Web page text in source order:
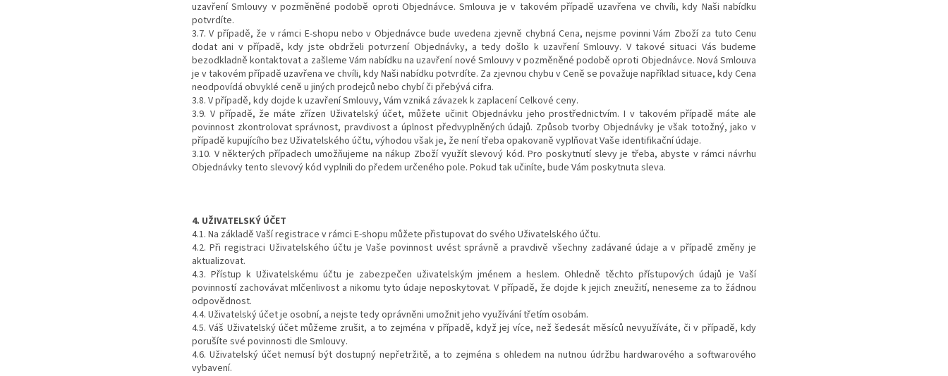
uzavření Smlouvy v pozměněné podobě oproti Objednávce. Smlouva je v takovém případě uzavřena ve chvíli, kdy Naši nabídku
potvrdíte.
3.7. V případě, že v rámci E-shopu nebo v Objednávce bude uvedena zjevně chybná Cena, nejsme povinni Vám Zboží za tuto Cenu
dodat ani v případě, kdy jste obdrželi potvrzení Objednávky, a tedy došlo k uzavření Smlouvy. V takové situaci Vás budeme
bezodkladně kontaktovat a zašleme Vám nabídku na uzavření nové Smlouvy v pozměněné podobě oproti Objednávce. Nová Smlouva
je v takovém případě uzavřena ve chvíli, kdy Naši nabídku potvrdíte. Za zjevnou chybu v Ceně se považuje například situace, kdy Cena
neodpovídá obvyklé ceně u jiných prodejců nebo chybí či přebývá cifra.
3.8. V případě, kdy dojde k uzavření Smlouvy, Vám vzniká závazek k zaplacení Celkové ceny.
3.9. V případě, že máte zřízen Uživatelský účet, můžete učinit Objednávku jeho prostřednictvím. I v takovém případě máte ale
povinnost zkontrolovat správnost, pravdivost a úplnost předvyplněných údajů. Způsob tvorby Objednávky je však totožný, jako v
případě kupujícího bez Uživatelského účtu, výhodou však je, že není třeba opakovaně vyplňovat Vaše identifikační údaje.
3.10. V některých případech umožňujeme na nákup Zboží využít slevový kód. Pro poskytnutí slevy je třeba, abyste v rámci návrhu
Objednávky tento slevový kód vyplnili do předem určeného pole. Pokud tak učiníte, bude Vám poskytnuta sleva.
4. UŽIVATELSKÝ ÚČET
4.1. Na základě Vaší registrace v rámci E-shopu můžete přistupovat do svého Uživatelského účtu.
4.2. Při registraci Uživatelského účtu je Vaše povinnost uvést správně a pravdivě všechny zadávané údaje a v případě změny je
aktualizovat.
4.3. Přístup k Uživatelskému účtu je zabezpečen uživatelským jménem a heslem. Ohledně těchto přístupových údajů je Vaší
povinností zachovávat mlčenlivost a nikomu tyto údaje neposkytovat. V případě, že dojde k jejich zneužití, neneseme za to žádnou
odpovědnost.
4.4. Uživatelský účet je osobní, a nejste tedy oprávněni umožnit jeho využívání třetím osobám.
4.5. Váš Uživatelský účet můžeme zrušit, a to zejména v případě, když jej více, než šedesát měsíců nevyužíváte, či v případě, kdy
porušíte své povinnosti dle Smlouvy.
4.6. Uživatelský účet nemusí být dostupný nepřetržitě, a to zejména s ohledem na nutnou údržbu hardwarového a softwarového
vybavení.